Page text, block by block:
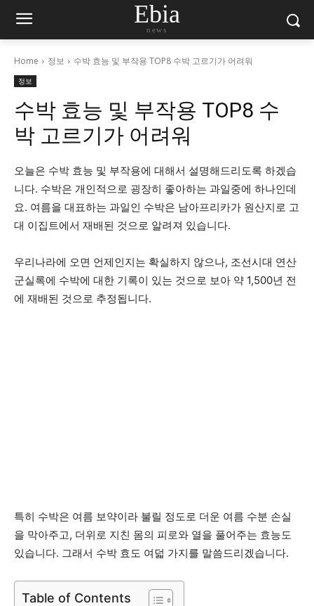
Ebia
news
Home 정보 수박 효능 및 부작용 TOP8 수박 고르기가 어려워
정보
수박 효능 및 부작용 TOP8 수
박 고르기가 어려워
오늘은 수박 효능 및 부작용에 대해서 설명해드리도록 하겠습
니다. 수박은 개인적으로 굉장히 좋아하는 과일중에 하나인데
요. 여름을 대표하는 과일인 수박은 남아프리카가 원산지로 고
대 이집트에서 재배된 것으로 알려져 있습니다.
우리나라에 오면 언제인지는 확실하지 않으나, 조선시대 연산
군실록에 수박에 대한 기록이 있는 것으로 보아 약 1,500년 전
에 재배된 것으로 추정됩니다.
특히 수박은 여름 보약이라 불릴 정도로 더운 여름 수분 손실
을 막아주고, 더위로 지친 몸의 피로와 열을 풀어주는 효능도
있습니다. 그래서 수박 효도 여덟 가지를 말씀드리겠습니다.
Table of Contents